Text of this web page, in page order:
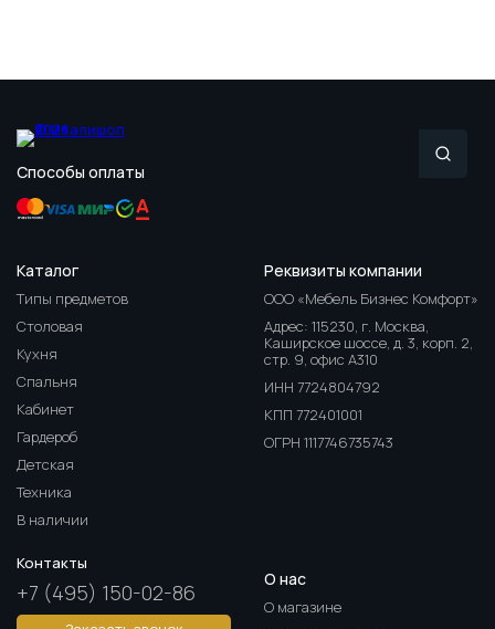
Способы оплаты
Каталог
Типы предметов
Столовая
Кухня
Спальня
Кабинет
Гардероб
Детская
Техника
В наличии
О нас
О магазине
Реквизиты компании
ООО «Мебель Бизнес Комфорт»
Адрес: 115230, г. Москва,
Каширское шоссе, д. 3, корп. 2,
стр. 9, офис А310
ИНН 7724804792
КПП 772401001
ОГРН 1117746735743
Контакты
+7 (495) 150-02-86